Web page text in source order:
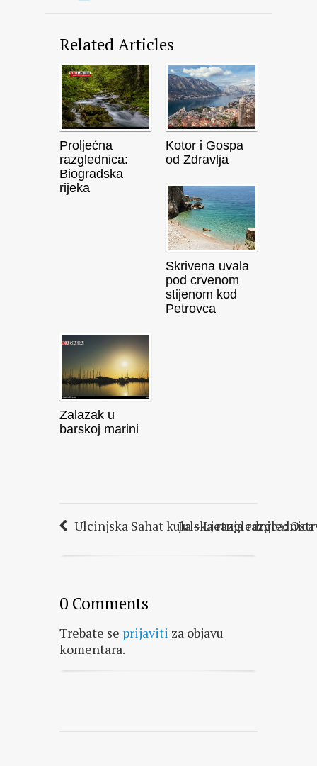
Related Articles
Proljećna
razglednica:
Biogradska
rijeka
Kotor i Gospa
od Zdravlja
Skrivena uvala
pod crvenom
stijenom kod
Petrovca
Zalazak u
barskoj marini
Ulcinjska Sahat kula – Ljetnja razglednica
Julska razglednica:
0 Comments
Trebate se prijaviti za objavu
komentara.